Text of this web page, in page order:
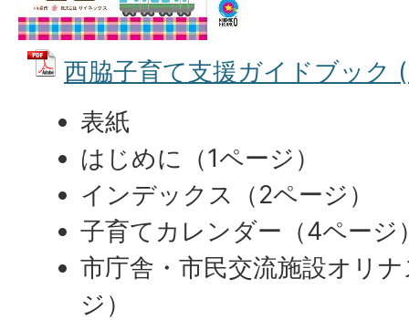
西脇子育て支援ガイドブック
表紙
はじめに（1ページ）
インデックス（2ページ）
子育てカレンダー（4ページ
市庁舎・市民交流施設オリ
ジ）